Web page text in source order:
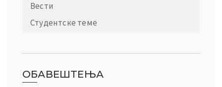
Вести
Студентске теме
ОБАВЕШТЕЊА